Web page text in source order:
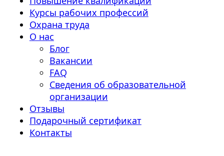
Курсы рабочих профессий
Охрана труда
О нас
Блог
Вакансии
FAQ
Сведения об образовательной
организации
Отзывы
Подарочный сертификат
Контакты